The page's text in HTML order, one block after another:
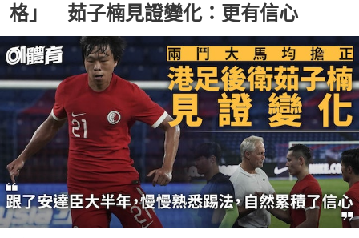
格」 茹子楠見證變化：更有信心